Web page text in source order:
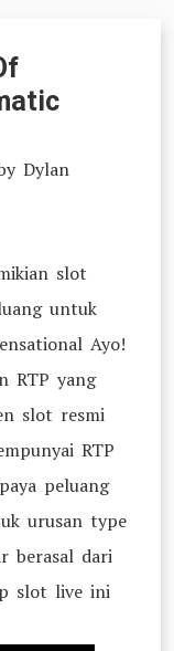
Dylan
slot
untuk
Ayo!
RTP yang
slot resmi
RTP
peluang
urusan type
berasal dari
slot live ini